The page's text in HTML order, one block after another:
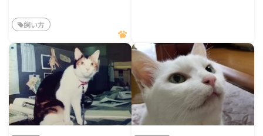
飼い方